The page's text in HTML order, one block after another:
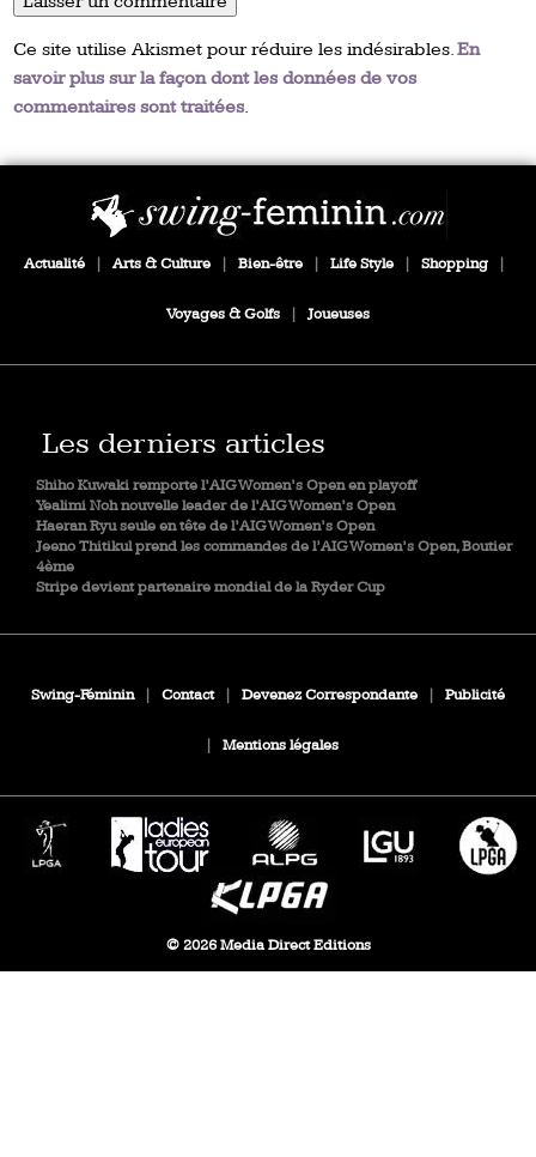
Ce site utilise Akismet pour réduire les indésirables.En
savoir plus sur la façon dont les données de vos
commentaires sont traitées.
Actualité Arts & Culture Bien-être Life Style Shopping
Voyages & Golfs Joueuses
Les derniers articles
Shiho Kuwaki remporte l’AIG Women’s Open en playoff
Yealimi Noh nouvelle leader de l’AIG Women’s Open
Haeran Ryu seule en tête de l’AIG Women’s Open
Jeeno Thitikul prend les commandes de l’AIG Women’s Open, Boutier
4ème
Stripe devient partenaire mondial de la Ryder Cup
Swing-Féminin Contact Devenez Correspondante Publicité
Mentions légales
© 2026 Media Direct Editions